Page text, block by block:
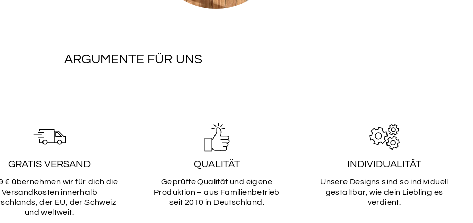
ARGUMENTE FÜR UNS
GRATIS VERSAND
€ übernehmen wir für dich die
Versandkosten innerhalb
der EU, der Schweiz
und weltweit.
QUALITÄT
Geprüfte Qualität und eigene
Produktion – aus Familienbetrieb
seit 2010 in Deutschland.
INDIVIDUALITÄT
Unsere Designs sind so individuell
gestaltbar, wie dein Liebling es
verdient.